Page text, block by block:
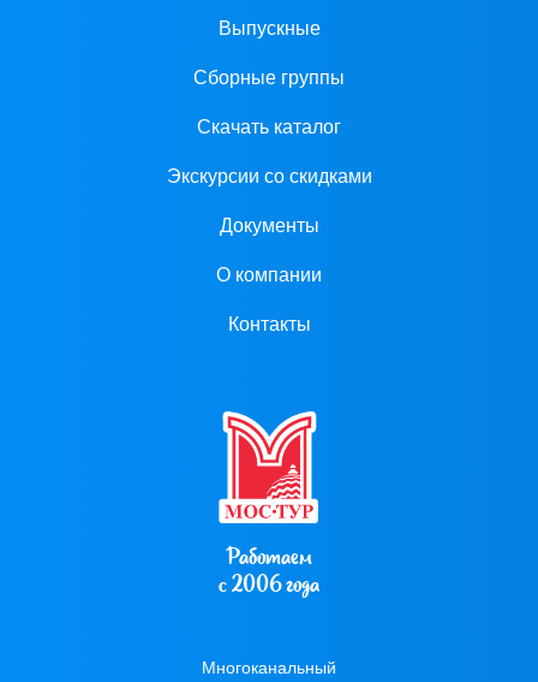
Выпускные
Сборные группы
Скачать каталог
Экскурсии со скидками
Документы
О компании
Контакты
Работаем
с 2006 года
Многоканальный